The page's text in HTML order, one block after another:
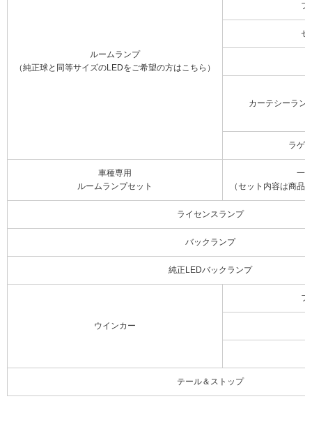
ルームランプ
（純正球と同等サイズのLEDをご希望の方はこちら）
フ
セ
カーテシーラン
ラゲ
車種専用
ルームランプセット
一
（セット内容は商品
ライセンスランプ
バックランプ
純正LEDバックランプ
ウインカー
フ
テール＆ストップ